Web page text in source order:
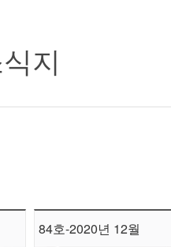
지
84호-2020년 12월